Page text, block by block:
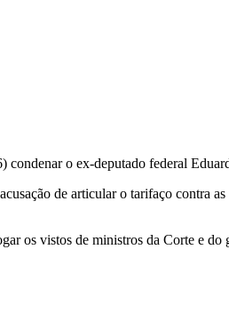
o ex-deputado federal
de articular o tarifaço contra
os vistos de ministros da Corte e